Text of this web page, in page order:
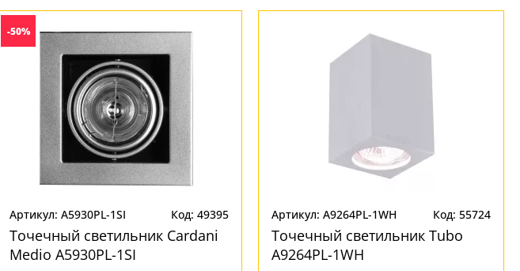
-50%
Артикул: A5930PL-1SI Код: 49395
Точечный светильник Cardani
Medio A5930PL-1SI
Артикул: A9264PL-1WH Код: 55724
Точечный светильник Tubo
A9264PL-1WH